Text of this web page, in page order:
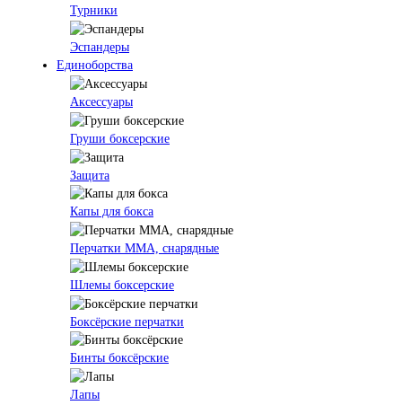
Турники
Эспандеры
Единоборства
Аксессуары
Груши боксерские
Защита
Капы для бокса
Перчатки ММА, снарядные
Шлемы боксерские
Боксёрские перчатки
Бинты боксёрские
Лапы